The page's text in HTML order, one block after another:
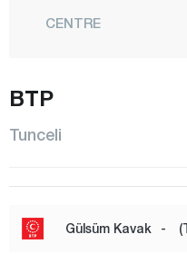
CENTRE
Yalova
BTP
Tunceli
Gülsüm Kavak -